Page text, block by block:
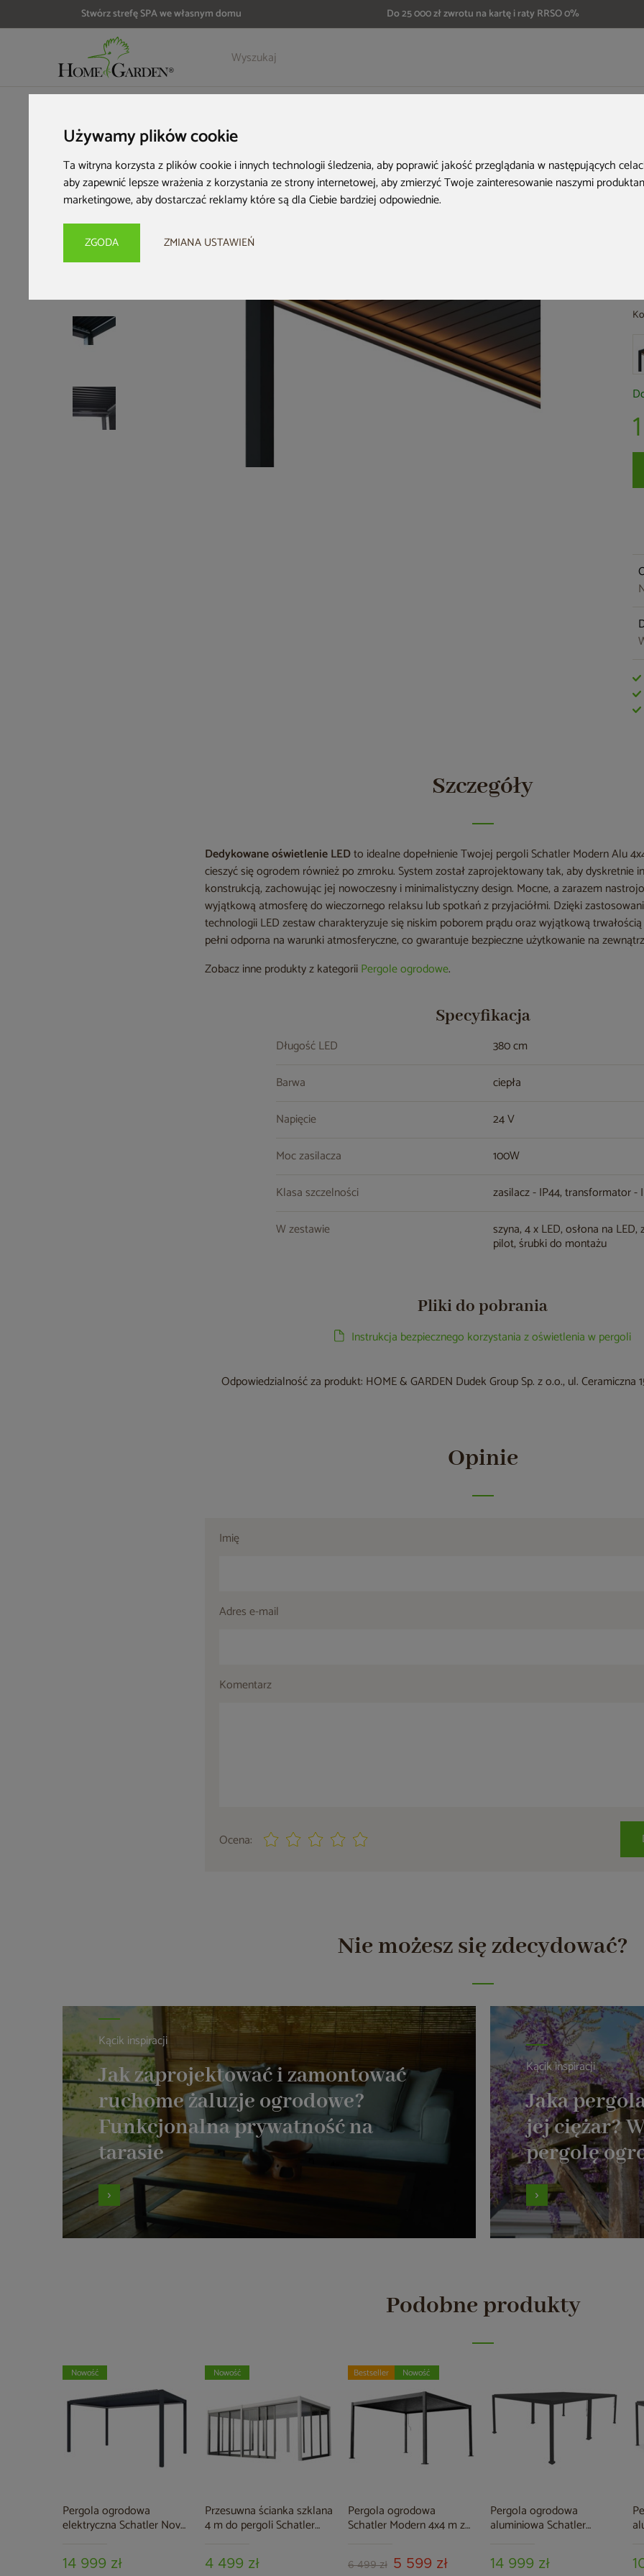
Używamy plików cookie
Ta witryna korzysta z plików cookie i innych technologii śledzenia, aby poprawić jakość przeglądania w następujących
aby zapewnić lepsze wrażenia z korzystania ze strony internetowej,aby zmierzyć Twoje zainteresowanie naszymi
marketingowe,aby dostarczać reklamy które są dla Ciebie bardziej odpowiednie.
ZGODA ZMIANA USTAWIEŃ
Stwórz strefę SPA we własnym domu Do 25 000 zł zwrotu na kartę i raty RRSO 0%
Szczegóły Opinie
Szczegóły
Dedykowane oświetlenie LEDto idealne dopełnienie Twojej pergoli Schatler Modern Alu
cieszyć się ogrodem również po zmroku. System został zaprojektowany tak, aby dyskretnie
konstrukcją, zachowując jej nowoczesny i minimalistyczny design. Mocne, a zarazem
wyjątkową atmosferę do wieczornego relaksu lub spotkań z przyjaciółmi. Dzięki
technologii LED zestaw charakteryzuje się niskim poborem prądu oraz wyjątkową
pełni odporna na warunki atmosferyczne, co gwarantuje bezpieczne użytkowanie na
Zobacz inne produkty z kategoriiPergole ogrodowe.
Specyfikacja
Długość LED
380 cm
Barwa
ciepła
Napięcie
24 V
Moc zasilacza
100W
Klasa szczelności
zasilacz - IP44, transformator -
W zestawie
szyna, 4 x LED, osłona na LED,
pilot, śrubki do montażu
Pliki do pobrania
Instrukcja bezpiecznego korzystania z oświetlenia w pergoli
Odpowiedzialność za produkt: HOME & GARDEN Dudek Group Sp. z o.o., ul. Ceramiczna
Opinie
Imię
Adres e-mail
Komentarz
Ocena:
Nie możesz się zdecydować?
Kącik inspiracji
Jak zaprojektować i zamontować
ruchome żaluzje ogrodowe?
Funkcjonalna prywatność na
tarasie
Kącik inspiracji
Jaka
jej ciężar?
pergolę
Podobne produkty
Pergola ogrodowa
elektryczna Schatler Nova
oświetleniem LED
14 999 zł
Nowość
Przesuwna ścianka szklana
4 m do pergoli Schatler
4 499 zł
Nowość
Pergola ogrodowa
Schatler Modern 4x4 m z
6 499 zł 5 599 zł
Bestseller Nowość
Pergola ogrodowa
aluminiowa Schatler
14 999 zł